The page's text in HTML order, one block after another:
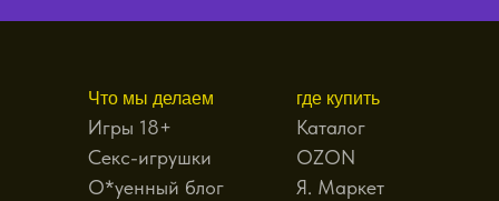
где купить
Каталог
OZON
Я. Маркет
Что мы делаем
Игры 18+
Секс-игрушки
О*уенный блог